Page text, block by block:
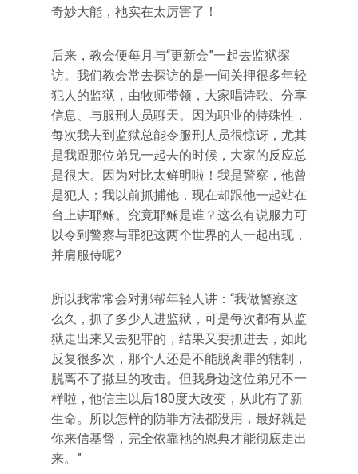
奇妙大能，祂实在太厉害了！
后来，教会便每月与“更新会”一起去监狱探
访。我们教会常去探访的是一间关押很多年轻
犯人的监狱，由牧师带领，大家唱诗歌、分享
信息、与服刑人员聊天。因为职业的特殊性，
每次我去到监狱总能令服刑人员很惊讶，尤其
是我跟那位弟兄一起去的时候，大家的反应总
是很大。因为对比太鲜明啦！我是警察，他曾
是犯人；我以前抓捕他，现在却跟他一起站在
台上讲耶稣。究竟耶稣是谁？这么有说服力可
以令到警察与罪犯这两个世界的人一起出现，
并肩服侍呢?
所以我常常会对那帮年轻人讲：“我做警察这
么久，抓了多少人进监狱，可是每次都有从监
狱走出来又去犯罪的，结果又要抓进去，如此
反复很多次，那个人还是不能脱离罪的辖制，
脱离不了撒旦的攻击。但我身边这位弟兄不一
样啦，他信主以后180度大改变，从此有了新
生命。所以怎样的防罪方法都没用，最好就是
你来信基督，完全依靠祂的恩典才能彻底走出
来。”